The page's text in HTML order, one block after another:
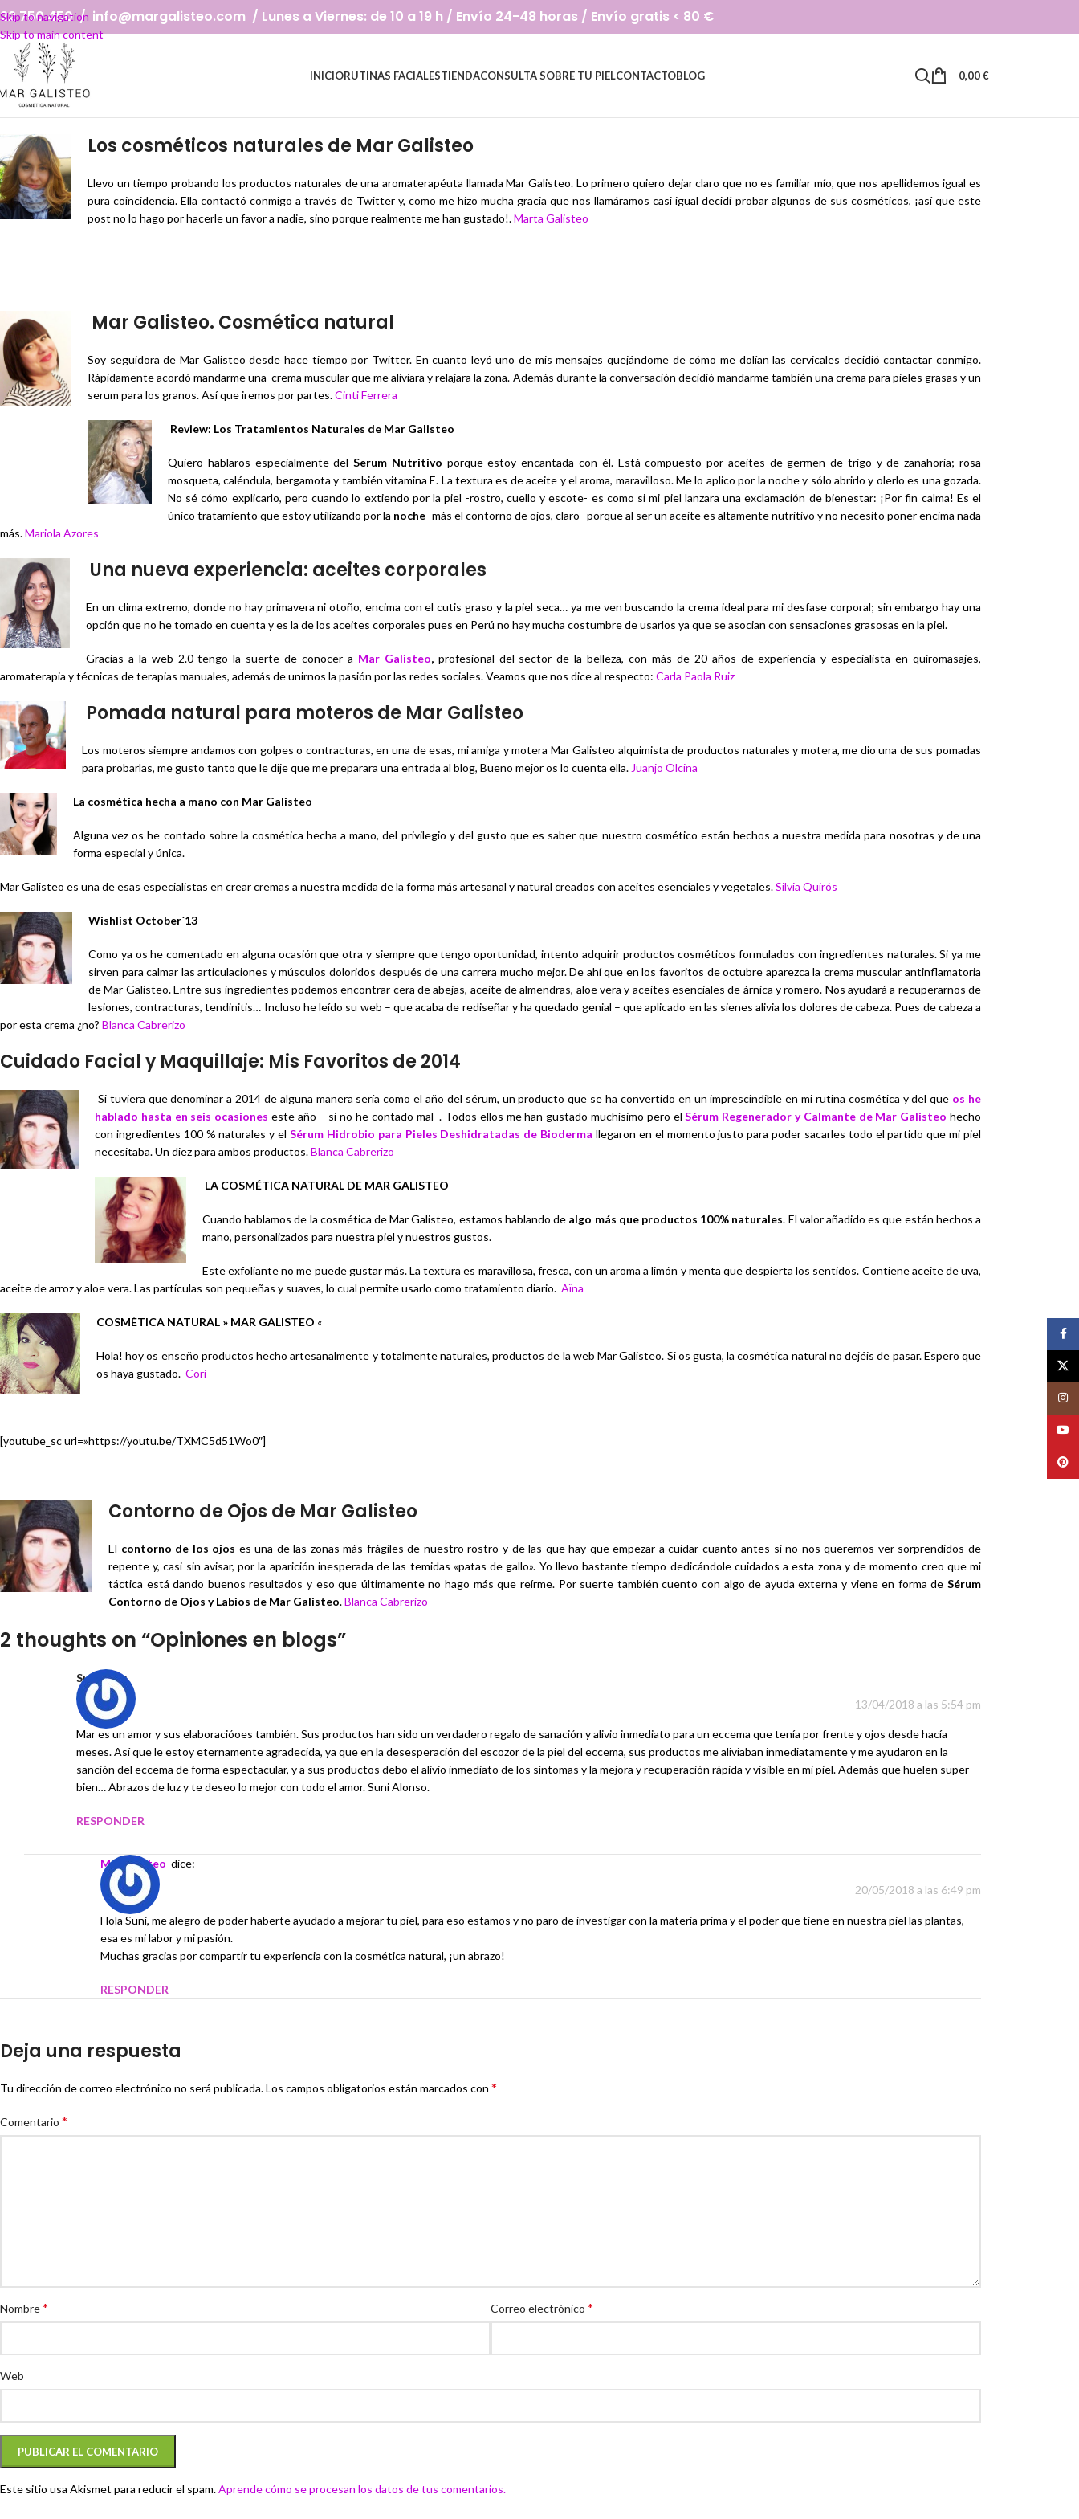
Skip to navigation
Skip to main content
750 450 / info@margalisteo.com / Lunes a Viernes: de 10 a 19 h / Envío 24-48 horas / Envío gratis < 80 €
INICIORUTINAS FACIALESTIENDACONSULTA SOBRE TU PIELCONTACTOBLOG 0,00€
Los cosméticos naturales de Mar Galisteo
Llevo un tiempo probando los productos naturales de una aromaterapéuta llamada Mar Galisteo. Lo primero quiero dejar claro que no es familiar mío, que nos apellidemos igual es
pura coincidencia. Ella contactó conmigo a través de Twitter y, como me hizo mucha gracia que nos llamáramos casi igual decidí probar algunos de sus cosméticos, ¡así que este
post no lo hago por hacerle un favor a nadie, sino porque realmente me han gustado!.Marta Galisteo
Mar Galisteo. Cosmética natural
Soy seguidora de Mar Galisteo desde hace tiempo por Twitter. En cuanto leyó uno de mis mensajes quejándome de cómo me dolían las cervicales decidió contactar conmigo.
Rápidamente acordó mandarme una crema muscular que me aliviara y relajara la zona. Además durante la conversación decidió mandarme también una crema para pieles grasas y un
serum para los granos. Así que iremos por partes.Cinti Ferrera
Review: Los Tratamientos Naturales de Mar Galisteo
Quiero hablaros especialmente delSerum Nutritivo porque estoy encantada con él. Está compuesto por aceites de germen de trigo y de zanahoria; rosa
mosqueta, caléndula, bergamota y también vitamina E. La textura es de aceite y el aroma, maravilloso. Me lo aplico por la noche y sólo abrirlo y olerlo es una gozada.
No sé cómo explicarlo, pero cuando lo extiendo por la piel -rostro, cuello y escote- es como si mi piel lanzara una exclamación de bienestar: ¡Por fin calma! Es el
único tratamiento que estoy utilizando por la noche -más el contorno de ojos, claro- porque al ser un aceite es altamente nutritivo y no necesito poner encima nada
más.Mariola Azores
Una nueva experiencia: aceites corporales
En un clima extremo, donde no hay primavera ni otoño, encima con el cutis graso y la piel seca… ya me ven buscando la crema ideal para mi desfase corporal; sin embargo hay una
opción que no he tomado en cuenta y es la de los aceites corporales pues en Perú no hay mucha costumbre de usarlos ya que se asocian con sensaciones grasosas en la piel.
Gracias a la web 2.0 tengo la suerte de conocer a Mar Galisteo,profesional del sector de la belleza, con más de 20 años de experiencia y especialista en quiromasajes,
aromaterapia y técnicas de terapias manuales, además de unirnos la pasión por las redes sociales. Veamos que nos dice al respecto: Carla Paola Ruiz
Pomada natural para moteros de Mar Galisteo
Los moteros siempre andamos con golpes o contracturas, en una de esas, mi amiga y motera Mar Galisteo alquimista de productos naturales y motera, me dio una de sus pomadas
para probarlas, me gusto tanto que le dije que me preparara una entrada al blog, Bueno mejor os lo cuenta ella. Juanjo Olcina
La cosmética hecha a mano con Mar Galisteo
Alguna vez os he contado sobre la cosmética hecha a mano, del privilegio y del gusto que es saber que nuestro cosmético están hechos a nuestra medida para nosotras y de una
forma especial y única.
Mar Galisteo es una de esas especialistas en crear cremas a nuestra medida de la forma más artesanal y natural creados con aceites esenciales y vegetales.Silvia Quirós
Wishlist October´13
Como ya os he comentado en alguna ocasión que otra y siempre que tengo oportunidad, intento adquirir productos cosméticos formulados con ingredientes naturales. Si ya me
sirven para calmar las articulaciones y músculos doloridos después de una carrera mucho mejor. De ahí que en los favoritos de octubre aparezca la crema muscular antinflamatoria
de Mar Galisteo. Entre sus ingredientes podemos encontrar cera de abejas, aceite de almendras, aloe vera y aceites esenciales de árnica y romero. Nos ayudará a recuperarnos de
lesiones, contracturas, tendinitis… Incluso he leído su web – que acaba de rediseñar y ha quedado genial – que aplicado en las sienes alivia los dolores de cabeza. Pues de cabeza a
por esta crema ¿no? Blanca Cabrerizo
Cuidado Facial y Maquillaje: Mis Favoritos de 2014
Si tuviera que denominar a 2014 de alguna manera sería como el año del sérum, un producto que se ha convertido en un imprescindible en mi rutina cosmética y del que os he
hablado hasta en seis ocasiones este año – si no he contado mal -. Todos ellos me han gustado muchísimo pero elSérum Regenerador y Calmante de Mar Galisteo hecho
con ingredientes 100 % naturales y el Sérum Hidrobio para Pieles Deshidratadas de Bioderma llegaron en el momento justo para poder sacarles todo el partido que mi piel
necesitaba. Un diez para ambos productos.Blanca Cabrerizo
LA COSMÉTICA NATURAL DE MAR GALISTEO
Cuando hablamos de la cosmética de Mar Galisteo, estamos hablando de algo más que productos 100% naturales. El valor añadido es que están hechos a
mano, personalizados para nuestra piel y nuestros gustos.
Este exfoliante no me puede gustar más. La textura es maravillosa, fresca, con un aroma a limón y menta que despierta los sentidos. Contiene aceite de uva,
aceite de arroz y aloe vera. Las partículas son pequeñas y suaves, lo cual permite usarlo como tratamiento diario. Aïna
COSMÉTICA NATURAL » MAR GALISTEO «
Hola! hoy os enseño productos hecho artesanalmente y totalmente naturales, productos de la web Mar Galisteo. Si os gusta, la cosmética natural no dejéis de pasar. Espero que
os haya gustado. Cori
[youtube_sc url=»https://youtu.be/TXMC5d51Wo0″]
Contorno de Ojos de Mar Galisteo
El contorno de los ojos es una de las zonas más frágiles de nuestro rostro y de las que hay que empezar a cuidar cuanto antes si no nos queremos ver sorprendidos de
repente y, casi sin avisar, por la aparición inesperada de las temidas «patas de gallo». Yo llevo bastante tiempo dedicándole cuidados a esta zona y de momento creo que mi
táctica está dando buenos resultados y eso que últimamente no hago más que reírme. Por suerte también cuento con algo de ayuda externa y viene en forma de Sérum
Contorno de Ojos y Labios de Mar Galisteo.Blanca Cabrerizo
2 thoughts on “Opiniones en blogs”
suni
dice:
13/04/2018 a las 5:54 pm
Mar es un amor y sus elaboracióoes también. Sus productos han sido un verdadero regalo de sanación y alivio inmediato para un eccema que tenía por frente y ojos desde hacía
meses. Así que le estoy eternamente agradecida, ya que en la desesperación del escozor de la piel del eccema, sus productos me aliviaban inmediatamente y me ayudaron en la
sanción del eccema de forma espectacular, y a sus productos debo el alivio inmediato de los síntomas y la mejora y recuperación rápida y visible en mi piel. Además que huelen super
bien… Abrazos de luz y te deseo lo mejor con todo el amor. Suni Alonso.
RESPONDER
margalisteo dice:
20/05/2018 a las 6:49 pm
Hola Suni, me alegro de poder haberte ayudado a mejorar tu piel, para eso estamos y no paro de investigar con la materia prima y el poder que tiene en nuestra piel las plantas,
esa es mi labor y mi pasión.
Muchas gracias por compartir tu experiencia con la cosmética natural, ¡un abrazo!
RESPONDER
Deja una respuesta
Tu dirección de correo electrónico no será publicada.Los campos obligatorios están marcados con *
Comentario *
Nombre* Correo electrónico *
Web
Este sitio usa Akismet para reducir el spam.Aprende cómo se procesan los datos de tus comentarios.